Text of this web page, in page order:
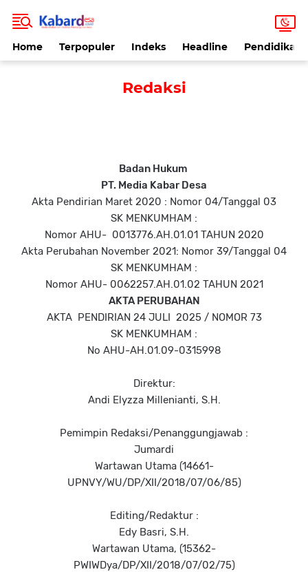
Home Terpopuler Indeks Headline Pendidikan
Redaksi
Badan Hukum
PT. Media Kabar Desa
Akta Pendirian Maret 2020 : Nomor 04/Tanggal 03
SK MENKUMHAM :
Nomor AHU- 0013776.AH.01.01 TAHUN 2020
Akta Perubahan November 2021: Nomor 39/Tanggal 04
SK MENKUMHAM :
Nomor AHU- 0062257.AH.01.02 TAHUN 2021
AKTA PERUBAHAN
AKTA PENDIRIAN 24 JULI 2025 / NOMOR 73
SK MENKUMHAM :
No AHU-AH.01.09-0315998
Direktur:
Andi Elyzza Millenianti, S.H.
Pemimpin Redaksi/Penanggungjawab :
Jumardi
Wartawan Utama (14661-
UPNVY/WU/DP/XII/2018/07/06/85)
Editing/Redaktur :
Edy Basri, S.H.
Wartawan Utama, (15362-
PWIWDya/DP/XII/2018/07/02/75)